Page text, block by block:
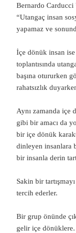
Bernardo Carducci
“Utangaç insan
yapamaz ve
İçe dönük insan ise
toplantısında
başına otururken
rahatsızlık
Aynı zamanda içe
gibi bir amacı da
bir içe dönük
dinleyen insanlara
bir insanla derin
Sakin bir
tercih ederler.
Bir grup önünde
gelir içe